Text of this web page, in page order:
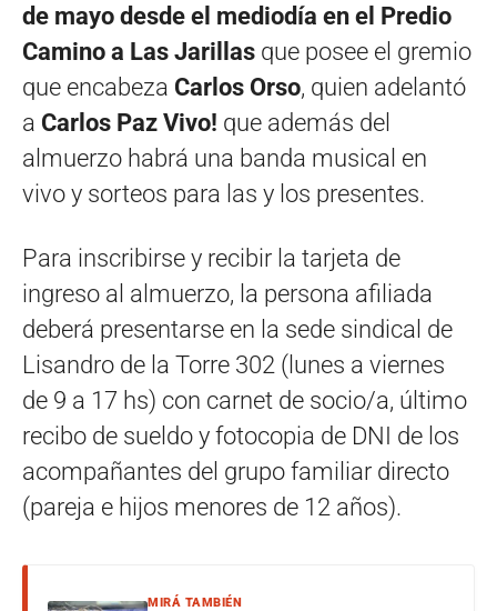
de mayo desde el mediodía en el Predio
Camino a Las Jarillas que posee el gremio
que encabeza Carlos Orso, quien adelantó
a Carlos Paz Vivo! que además del
almuerzo habrá una banda musical en
vivo y sorteos para las y los presentes.
Para inscribirse y recibir la tarjeta de
ingreso al almuerzo, la persona afiliada
deberá presentarse en la sede sindical de
Lisandro de la Torre 302 (lunes a viernes
de 9 a 17 hs) con carnet de socio/a, último
recibo de sueldo y fotocopia de DNI de los
acompañantes del grupo familiar directo
(pareja e hijos menores de 12 años).
MIRÁ TAMBIÉN